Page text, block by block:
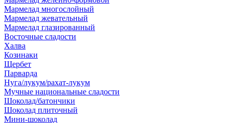
Мармелад многослойный
Мармелад жевательный
Мармелад глазированный
Восточные сладости
Халва
Козинаки
Щербет
Парварда
Нуга/лукум/рахат-лукум
Мучные национальные сладости
Шоколад/батончики
Шоколад плиточный
Мини-шоколад